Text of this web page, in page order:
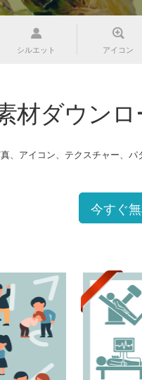
シルエット アイコン
材ダウンロ
、アイコン、テクスチャー、
今すぐ